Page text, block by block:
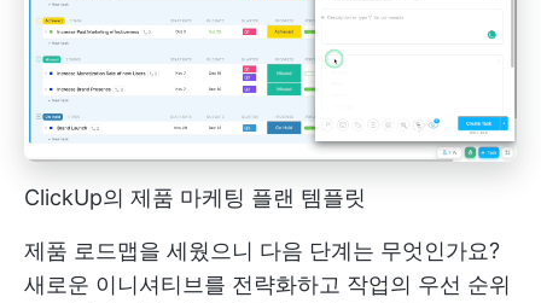
ClickUp의 제품 마케팅 플랜 템플릿
제품 로드맵을 세웠으니 다음 단계는 무엇인가요?
새로운 이니셔티브를 전략화하고 작업의 우선 순위